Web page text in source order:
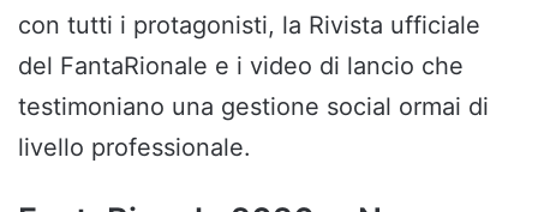
con tutti i protagonisti, la Rivista ufficiale
del FantaRionale e i video di lancio che
testimoniano una gestione social ormai di
livello professionale.